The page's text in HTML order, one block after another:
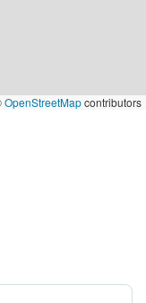
OpenStreetMapcontributors